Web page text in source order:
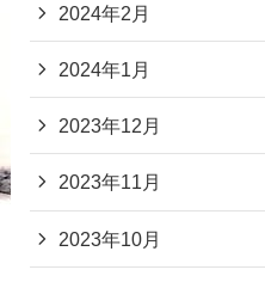
2024年2月
2024年1月
2023年12月
2023年11月
2023年10月